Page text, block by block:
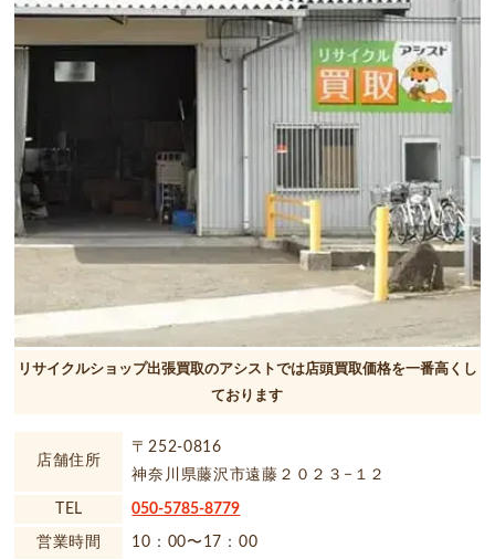
リサイクルショップ出張買取のアシストでは店頭買取価格を一番高くし
ております
店舗住所
〒252-0816
神奈川県藤沢市遠藤２０２３−１２
TEL 050-5785-8779
営業時間 10：00〜17：00